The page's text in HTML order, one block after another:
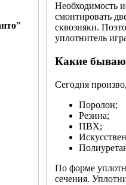
Необходимость
смонтировать
сквозняки.
уплотнитель
Какие
Сегодня
Поролон;
Резина;
ПВХ;
По форме
сечения.